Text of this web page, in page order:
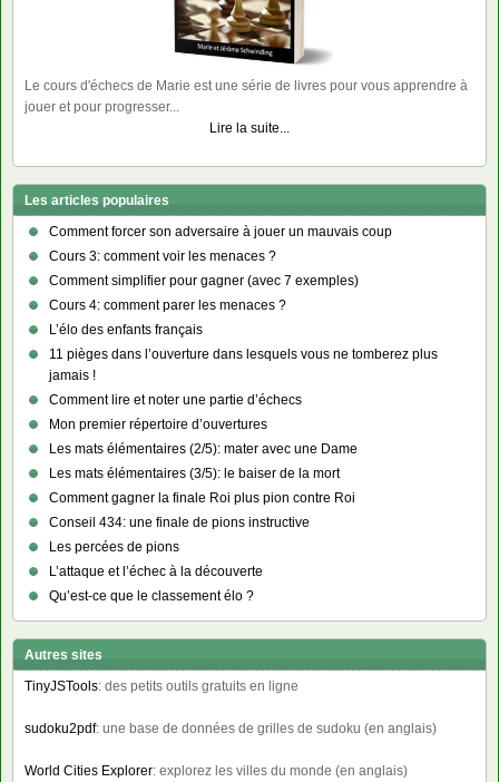
Le cours d'échecs de Marie est une série de livres pour vous apprendre à
jouer et pour progresser...
Lire la suite...
Les articles populaires
Comment forcer son adversaire à jouer un mauvais coup
Cours 3: comment voir les menaces ?
Comment simplifier pour gagner (avec 7 exemples)
Cours 4: comment parer les menaces ?
L’élo des enfants français
11 pièges dans l’ouverture dans lesquels vous ne tomberez plus
jamais !
Comment lire et noter une partie d’échecs
Mon premier répertoire d’ouvertures
Les mats élémentaires (2/5): mater avec une Dame
Les mats élémentaires (3/5): le baiser de la mort
Comment gagner la finale Roi plus pion contre Roi
Conseil 434: une finale de pions instructive
Les percées de pions
L’attaque et l’échec à la découverte
Qu’est-ce que le classement élo ?
Autres sites
TinyJSTools: des petits outils gratuits en ligne
sudoku2pdf: une base de données de grilles de sudoku (en anglais)
World Cities Explorer: explorez les villes du monde (en anglais)